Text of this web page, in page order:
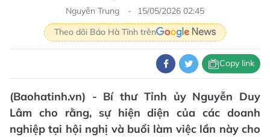
Nguyễn Trung
15/05/2026 02:45
Theo dõi Báo Hà Tĩnh trên
Copy link
(Baohatinh.vn) - Bí thư Tỉnh ủy Nguyễn Duy
Lâm cho rằng, sự hiện diện của các doanh
nghiệp tại hội nghị và buổi làm việc lần này cho